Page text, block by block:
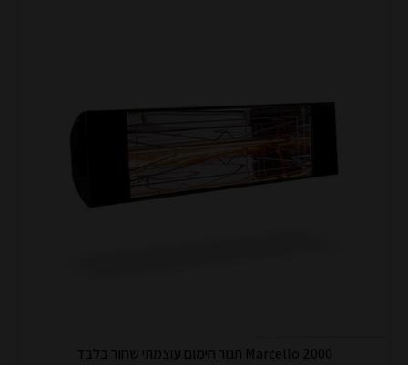
Marcello 2000 תנור חימום עוצמתי שחור בלבד